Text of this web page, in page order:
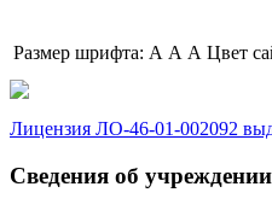
Размер шрифта: A A A Цвет
Лицензия ЛО-46-01-002092
Сведения об учреждении